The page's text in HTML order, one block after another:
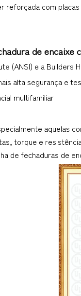
reforçada com
de encaixe
(ANSI) e a
alta segurança e
multifamiliar
aquelas
torque e
de fechaduras de